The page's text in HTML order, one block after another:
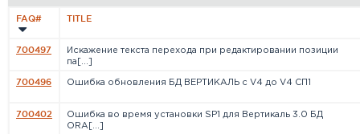
FAQ# TITLE
700497
Искажение текста перехода при редактировании позиции
па[...]
700496 Ошибка обновления БД ВЕРТИКАЛЬ с V4 до V4 СП1
700402
Ошибка во время установки SP1 для Вертикаль 3.0 БД
ORA[...]